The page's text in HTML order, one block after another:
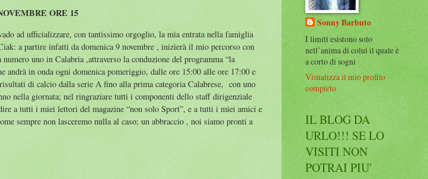
ORE 15
ad ufficializzare, con tantissimo orgoglio, la mia entrata nella famiglia
a partire infatti da domenica 9 novembre , inizierà il mio percorso con
uno in Calabria ,attraverso la conduzione del programma “la
andrà in onda ogni domenica pomeriggio, dalle ore 15:00 alle ore 17:00 e
di calcio dalla serie A fino alla prima categoria Calabrese, con uno
nella giornata; nel ringraziare tutti i componenti dello staff dirigenziale
a tutti i miei lettori del magazine “non solo Sport”, e a tutti i miei amici e
sempre non lasceremo nulla al caso; un abbraccio , noi siamo pronti a
Sonny Barbuto
I limiti esistono solo
nell’anima di colui il quale è
a corto di sogni
Visualizza il mio profilo
completo
IL BLOG DA
URLO!!! SE LO
VISITI NON
POTRAI PIU'